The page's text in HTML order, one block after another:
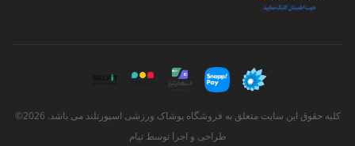
کلیه حقوق این سایت متعلق به فروشگاه پوشاک ورزشی اسپورتلند می باشد. 2026©
طراحی و اجرا توسطتیام